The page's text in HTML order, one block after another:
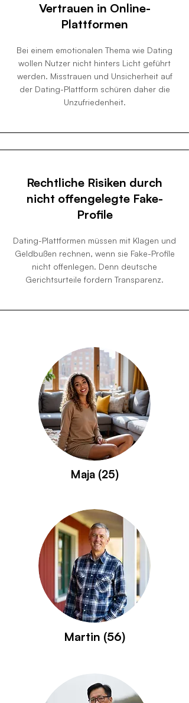
Vertrauen in Online-
Plattformen
Bei einem emotionalen Thema wie Dating
wollen Nutzer nicht hinters Licht geführt
werden. Misstrauen und Unsicherheit auf
der Dating-Plattform schüren daher die
Unzufriedenheit.
Rechtliche Risiken durch
nicht offengelegte Fake-
Profile
Dating-Plattformen müssen mit Klagen und
Geldbußen rechnen, wenn sie Fake-Profile
nicht offenlegen. Denn deutsche
Gerichtsurteile fordern Transparenz.
Maja (25)
Martin (56)